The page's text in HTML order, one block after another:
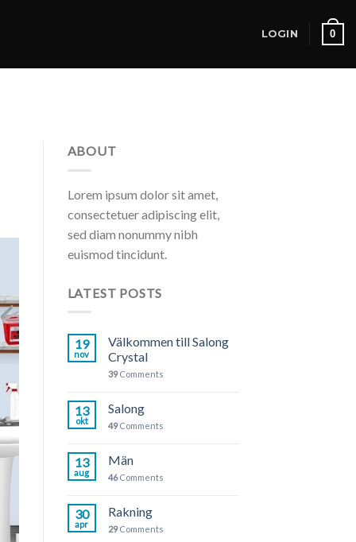
LOGIN 0
ABOUT
Lorem ipsum dolor sit amet,
consectetuer adipiscing elit,
sed diam nonummy nibh
euismod tincidunt.
LATEST POSTS
19
nov
Välkommen till Salong
Crystal
39Comments
13
okt
Salong
49Comments
13
aug
Män
46Comments
30
apr
Rakning
29Comments